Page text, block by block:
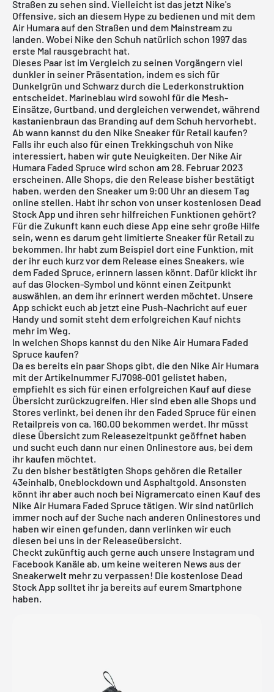
Straßen zu sehen sind. Vielleicht ist das jetzt Nike's
Offensive, sich an diesem Hype zu bedienen und mit dem
Air Humara auf den Straßen und dem Mainstream zu
landen. Wobei Nike den Schuh natürlich schon 1997 das
erste Mal rausgebracht hat.
Dieses Paar ist im Vergleich zu seinen Vorgängern viel
dunkler in seiner Präsentation, indem es sich für
Dunkelgrün und Schwarz durch die Lederkonstruktion
entscheidet. Marineblau wird sowohl für die Mesh-
Einsätze, Gurtband, und dergleichen verwendet, während
kastanienbraun das Branding auf dem Schuh hervorhebt.
Ab wann kannst du den Nike Sneaker für Retail kaufen?
Falls ihr euch also für einen Trekkingschuh von Nike
interessiert, haben wir gute Neuigkeiten. Der Nike Air
Humara Faded Spruce wird schon am 28. Februar 2023
erscheinen. Alle Shops, die den Release bisher bestätigt
haben, werden den Sneaker um 9:00 Uhr an diesem Tag
online stellen. Habt ihr schon von unser kostenlosen Dead
Stock App und ihren sehr hilfreichen Funktionen gehört?
Für die Zukunft kann euch diese App eine sehr große Hilfe
sein, wenn es darum geht limitierte Sneaker für Retail zu
bekommen. Ihr habt zum Beispiel dort eine Funktion, mit
der ihr euch kurz vor dem Release eines Sneakers, wie
dem Faded Spruce, erinnern lassen könnt. Dafür klickt ihr
auf das Glocken-Symbol und könnt einen Zeitpunkt
auswählen, an dem ihr erinnert werden möchtet. Unsere
App schickt euch ab jetzt eine Push-Nachricht auf euer
Handy und somit steht dem erfolgreichen Kauf nichts
mehr im Weg.
In welchen Shops kannst du den Nike Air Humara Faded
Spruce kaufen?
Da es bereits ein paar Shops gibt, die den Nike Air Humara
mit der Artikelnummer FJ7098-001 gelistet haben,
empfiehlt es sich für einen erfolgreichen Kauf auf diese
Übersicht zurückzugreifen. Hier sind eben alle Shops und
Stores verlinkt, bei denen ihr den Faded Spruce für einen
Retailpreis von ca. 160,00 bekommen werdet. Ihr müsst
diese Übersicht zum Releasezeitpunkt geöffnet haben
und sucht euch dann nur einen Onlinestore aus, bei dem
ihr kaufen möchtet.
Zu den bisher bestätigten Shops gehören die Retailer
43einhalb, Oneblockdown und Asphaltgold. Ansonsten
könnt ihr aber auch noch bei Nigramercato einen Kauf des
Nike Air Humara Faded Spruce tätigen. Wir sind natürlich
immer noch auf der Suche nach anderen Onlinestores und
haben wir einen gefunden, dann verlinken wir euch
diesen bei uns in der Releaseübersicht.
Checkt zukünftig auch gerne auch unsere Instagram und
Facebook Kanäle ab, um keine weiteren News aus der
Sneakerwelt mehr zu verpassen! Die kostenlose Dead
Stock App solltet ihr ja bereits auf eurem Smartphone
haben.